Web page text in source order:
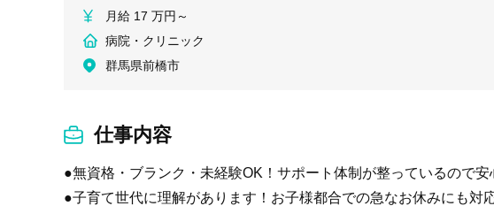
月給 17 万円～
病院・クリニック
群馬県前橋市
仕事内容
●無資格・ブランク・未経験OK！サポート体制が整っているので
●子育て世代に理解があります！お子様都合での急なお休みにも対